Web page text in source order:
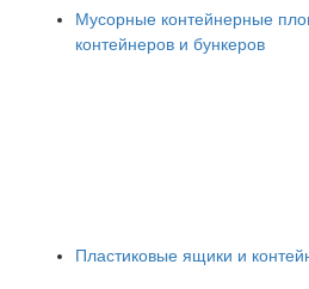
Мусорные контейнерные
контейнеров и бункеров
Пластиковые ящики и